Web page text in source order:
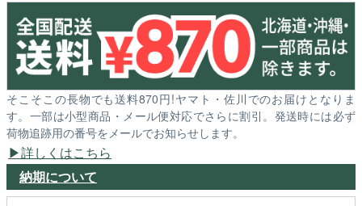
そこそこの長物でも送料870円!ヤマト・佐川でのお届けとなりま
す。一部は小型商品・メール便対応でさらに割引。発送時には必ず
荷物追跡用の番号をメールでお知らせします。
詳しくはこちら
納期について